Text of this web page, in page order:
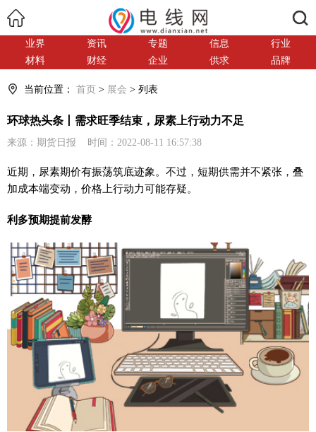
业界 资讯 专题 信息
行业
材料
财经 企业 供求 品牌
当前位置： 首页 > 展会 > 列表
环球热头条丨需求旺季结束，尿素上行动力不足
来源：期货日报 时间：2022-08-11 16:57:38
近期，尿素期价有振荡筑底迹象。不过，短期供需并不紧张，叠
加成本端变动，价格上行动力可能存疑。
利多预期提前发酵